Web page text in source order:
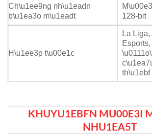
Ch\u1ee9ng nh\u1eadn
b\u1ea3o m\u1eadt
128-bit
H\u1ee3p t\u00e1c
La
KHUYU1EBFN MU00E3I
NHU1EA5T